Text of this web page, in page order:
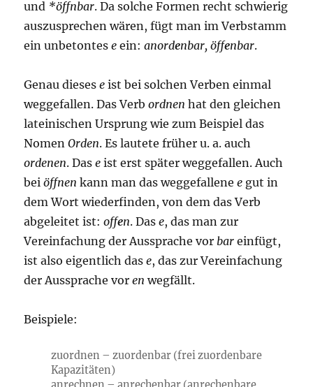
und *öffnbar. Da solche Formen recht schwierig
auszusprechen wären, fügt man im Verbstamm
ein unbetontese ein: anordenbar, öffenbar.
Genau diesese ist bei solchen Verben einmal
weggefallen. Das Verbordnen hat den gleichen
lateinischen Ursprung wie zum Beispiel das
NomenOrden. Es lautete früher u. a. auch
ordenen. Dase ist erst später weggefallen. Auch
beiöffnen kann man das weggefallenee gut in
dem Wort wiederfinden, von dem das Verb
abgeleitet ist:offen. Dase, das man zur
Vereinfachung der Aussprache vor bar einfügt,
ist also eigentlich dase, das zur Vereinfachung
der Aussprache voren wegfällt.
Beispiele:
zuordnen – zuordenbar (frei zuordenbare
Kapazitäten)